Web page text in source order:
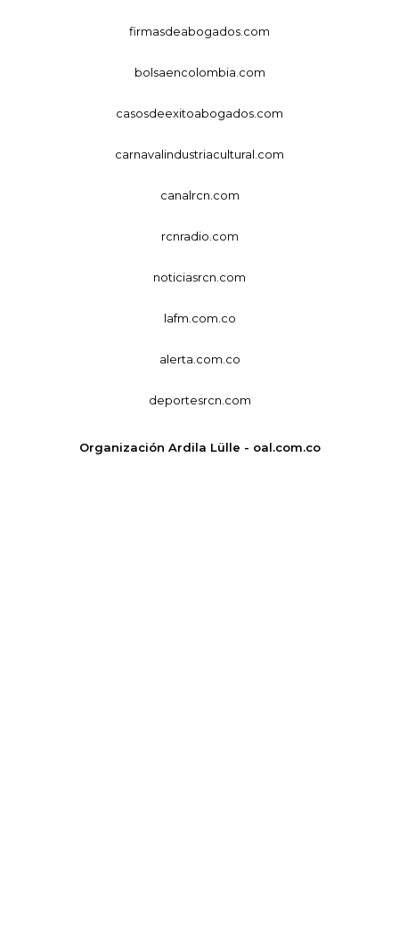
firmasdeabogados.com
bolsaencolombia.com
casosdeexitoabogados.com
carnavalindustriacultural.com
canalrcn.com
rcnradio.com
noticiasrcn.com
lafm.com.co
alerta.com.co
deportesrcn.com
Organización Ardila Lülle - oal.com.co